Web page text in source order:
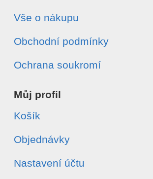
Vše o nákupu
Obchodní podmínky
Ochrana soukromí
Můj profil
Košík
Objednávky
Nastavení účtu